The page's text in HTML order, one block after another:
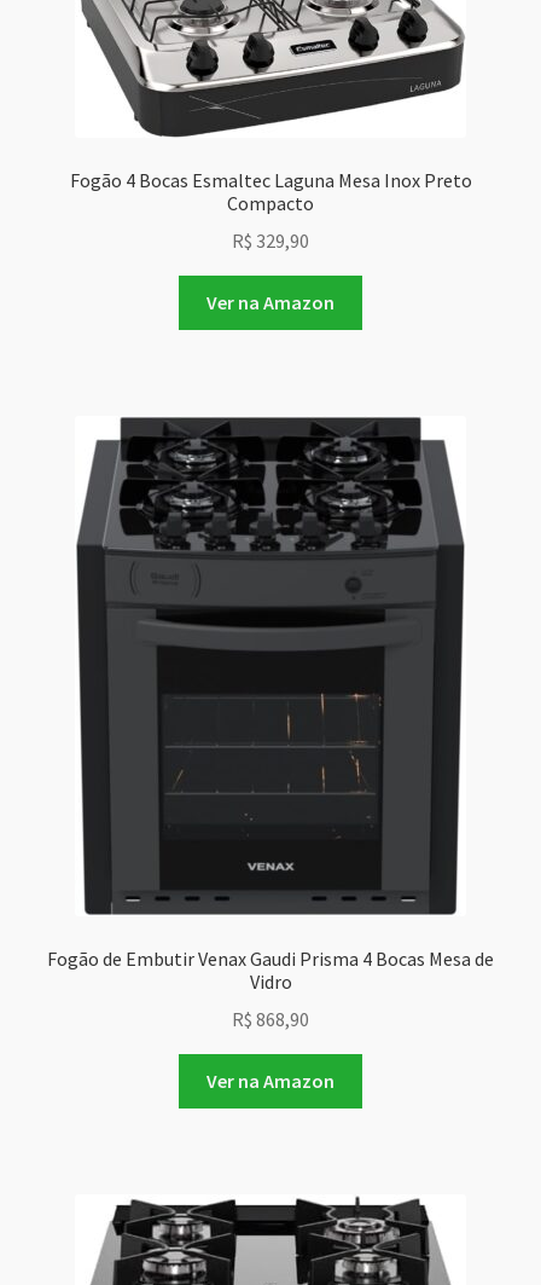
Fogão 4 Bocas Esmaltec Laguna Mesa Inox Preto
Compacto
R$ 329,90
Ver na Amazon
Fogão de Embutir Venax Gaudi Prisma 4 Bocas Mesa de
Vidro
R$ 868,90
Ver na Amazon